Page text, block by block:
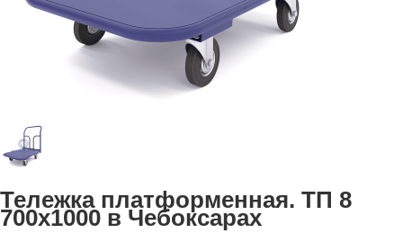
Тележка платформенная. ТП 8
700х1000 в Чебоксарах